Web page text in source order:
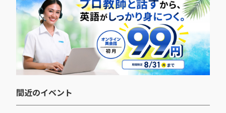
間近のイベント​